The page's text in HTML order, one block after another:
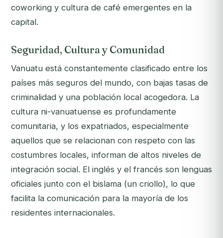
coworking y cultura de café emergentes en la
capital.
Seguridad, Cultura y Comunidad
Vanuatu está constantemente clasificado entre los
países más seguros del mundo, con bajas tasas de
criminalidad y una población local acogedora. La
cultura ni-vanuatuense es profundamente
comunitaria, y los expatriados, especialmente
aquellos que se relacionan con respeto con las
costumbres locales, informan de altos niveles de
integración social. El inglés y el francés son lenguas
oficiales junto con el bislama (un criollo), lo que
facilita la comunicación para la mayoría de los
residentes internacionales.